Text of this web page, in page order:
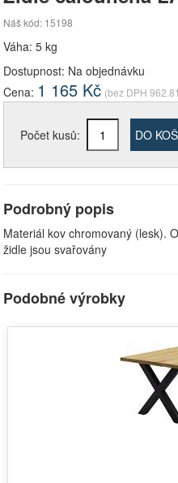
Náš kód: 15198
Váha: 5 kg
Dostupnost: Na objednávku
Cena: 1 165 Kč (bez DPH 962.81
Počet kusů: DO
Podrobný popis
Materiál kov chromovaný (lesk).
židle jsou svařovány
Podobné výrobky